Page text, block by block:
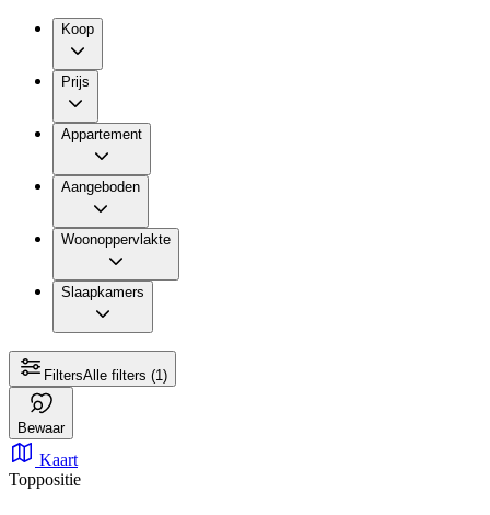
Koop
Prijs
Appartement
Aangeboden
Woonoppervlakte
Slaapkamers
FiltersAlle filters (1)
Bewaar
Kaart
Toppositie